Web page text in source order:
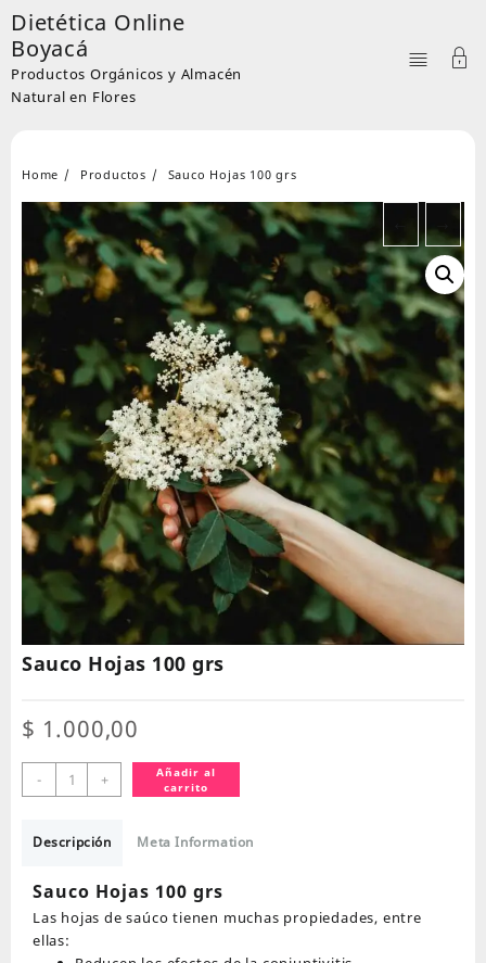
Skip
to
content
Dietética Online
Boyacá
Productos Orgánicos y Almacén
Natural en Flores
Home Productos Sauco Hojas 100 grs
Sauco Hojas 100 grs
$ 1.000,00
-
Sauco
Hojas
grs
+
Añadir al
carrito
Descripción Meta Information
Sauco Hojas 100 grs
Las hojas de saúco tienen muchas propiedades, entre
ellas: